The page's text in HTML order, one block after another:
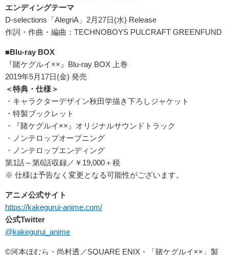
エンディングテーマ
D-selections「AlegriA」2月27日(水) Release
作詞・作曲・編曲：TECHNOBOYS PULCRAFT GREENFUND
■Blu-ray BOX
『賭ケグルイ××』Blu-ray BOX 上巻
2019年5月17日(金) 発売
＜特典・仕様＞
・キャラクターデザイン秋田学描き下ろしジャケット
・特製ブックレット
・『賭ケグルイ××』オリジナルサウンドトラック
・ノンテロップオープニング
・ノンテロップエンディング
第1話～第6話収録／￥19,000＋税
※ 仕様は予告なく変更となる可能性がございます。
アニメ公式サイト
https://kakegurui-anime.com/
公式Twitter
@kakegurui_anime
©河本ほむら・尚村透／SQUARE ENIX・「賭ケグルイ××」製